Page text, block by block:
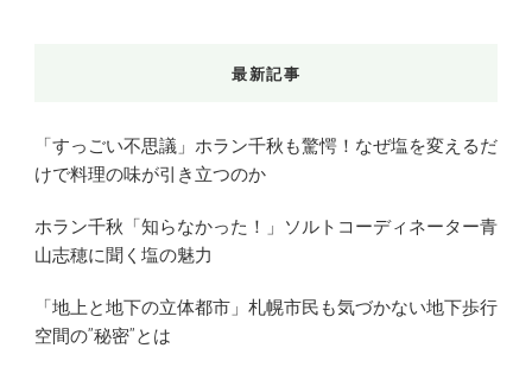
最新記事
「すっごい不思議」ホラン千秋も驚愕！なぜ塩を変えるだ
けで料理の味が引き立つのか
ホラン千秋「知らなかった！」ソルトコーディネーター青
山志穂に聞く塩の魅力
「地上と地下の立体都市」札幌市民も気づかない地下歩行
空間の”秘密”とは